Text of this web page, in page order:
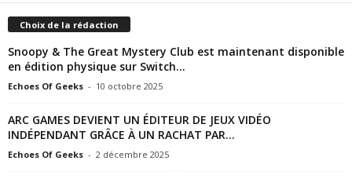
Choix de la rédaction
Snoopy & The Great Mystery Club est maintenant disponible
en édition physique sur Switch...
Echoes Of Geeks - 10 octobre 2025
ARC GAMES DEVIENT UN ÉDITEUR DE JEUX VIDÉO
INDÉPENDANT GRÂCE À UN RACHAT PAR...
Echoes Of Geeks - 2 décembre 2025